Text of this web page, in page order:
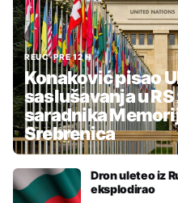
REUC•PRE 12 H
Konaković pisao
saslušavanja u
saradnika
Srebrenica
Dron uleteo iz
eksplodirao